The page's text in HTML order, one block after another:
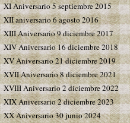
XI Aniversario 5 septiembre 2015
XII aniversario 6 agosto 2016
XIII Aniversario 9 diciembre 2017
XIV Aniversario 16 diciembre 2018
XV Aniversario 21 diciembre 2019
XVII Aniversario 8 diciembre 2021
XVIII Aniversario 2 diciembre 2022
XIX Aniversario 2 diciembre 2023
XX Aniversario 30 junio 2024